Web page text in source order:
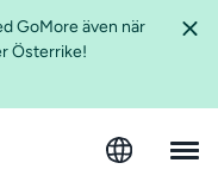
GoMore även när
Österrike!